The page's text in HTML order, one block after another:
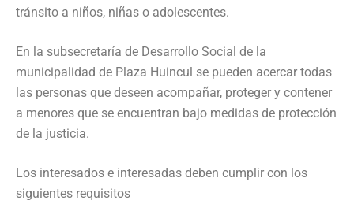
tránsito a niños, niñas o adolescentes.
En la subsecretaría de Desarrollo Social de la
municipalidad de Plaza Huincul se pueden acercar todas
las personas que deseen acompañar, proteger y contener
a menores que se encuentran bajo medidas de protección
de la justicia.
Los interesados e interesadas deben cumplir con los
siguientes requisitos